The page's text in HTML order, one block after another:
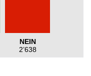
NEIN
2’638